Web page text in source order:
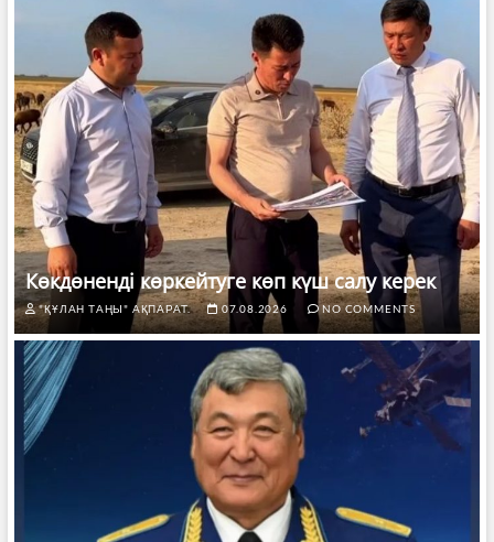
Көкдөненді көркейтуге көп күш салу керек
"ҚҰЛАН ТАҢЫ" АҚПАРАТ. 07.08.2026 NO COMMENTS